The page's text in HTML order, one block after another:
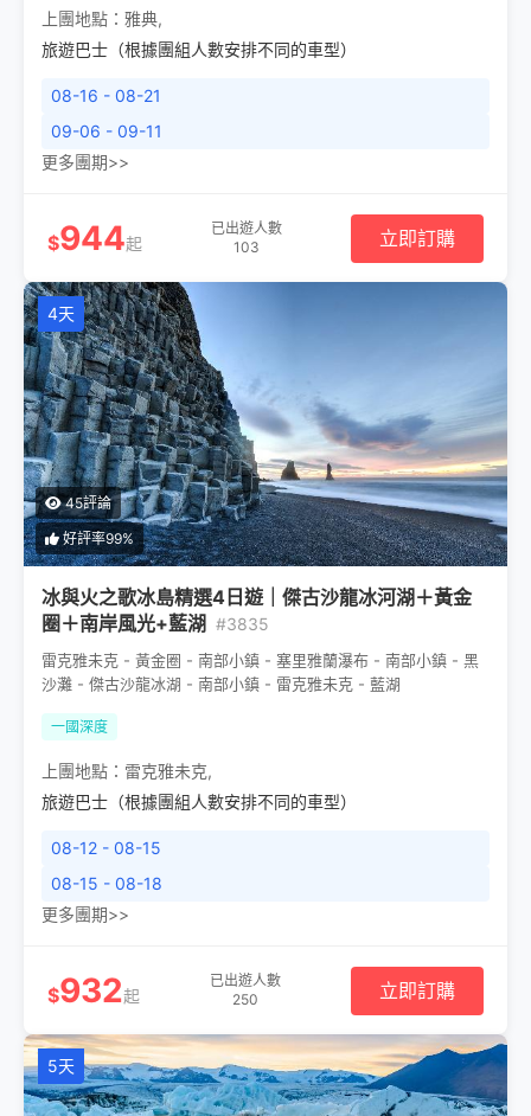
上團地點： 雅典,
旅遊巴士（根據團組人數安排不同的車型）
08-16 - 08-21
09-06 - 09-11
更多團期>>
$944起
已出遊人數
103
立即訂購
4天
45評論
好評率99%
冰與火之歌冰島精選4日遊｜傑古沙龍冰河湖＋黃金
圈＋南岸風光+藍湖 #3835
雷克雅未克 - 黃金圈 - 南部小鎮 - 塞里雅蘭瀑布 - 南部小鎮 - 黑
沙灘 - 傑古沙龍冰湖 - 南部小鎮 - 雷克雅未克 - 藍湖
一國深度
上團地點： 雷克雅未克,
旅遊巴士（根據團組人數安排不同的車型）
08-12 - 08-15
08-15 - 08-18
更多團期>>
$932起
已出遊人數
250
立即訂購
5天